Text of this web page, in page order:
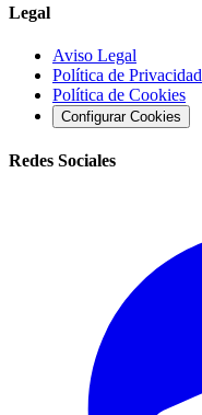
Legal
Aviso Legal
Política de Privacidad
Política de Cookies
Configurar Cookies
Redes Sociales